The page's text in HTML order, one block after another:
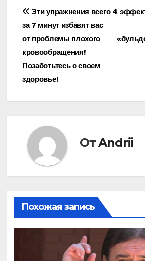
Навигация
по
записям
4
Эти упражнения всего
за 7 минут избавят вас
от проблемы плохого
кровообращения!
Позаботьтесь о своем
здоровье!
ОтAndrii
Похожая запись